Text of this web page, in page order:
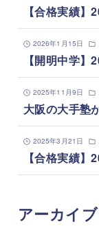
【合格実績】
2026年1月15日
【開明中学
2025年11月9日
大阪の大手塾
2025年3月21日
【合格実績】
アーカイブ